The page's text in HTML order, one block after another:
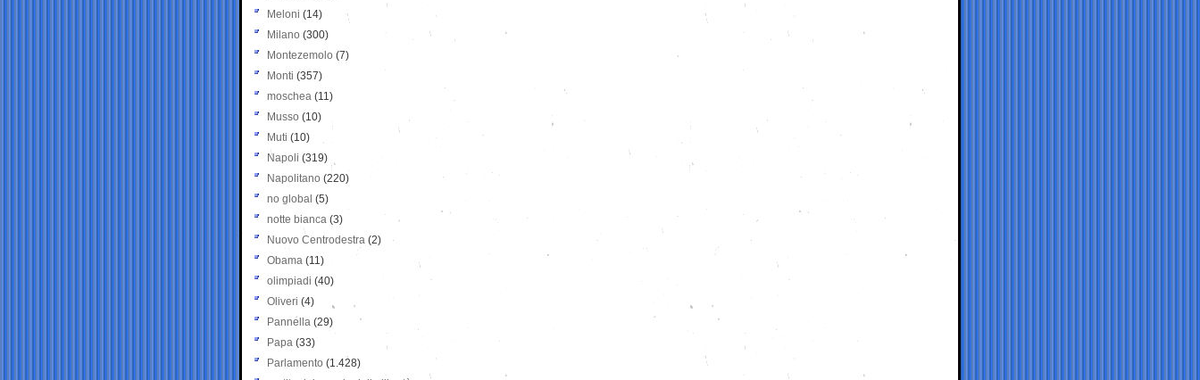
Meloni (14)
Milano (300)
Montezemolo (7)
Monti (357)
moschea (11)
Musso (10)
Muti (10)
Napoli (319)
Napolitano (220)
no global (5)
notte bianca (3)
Nuovo Centrodestra (2)
Obama (11)
olimpiadi (40)
Oliveri (4)
Pannella (29)
Papa (33)
Parlamento (1.428)